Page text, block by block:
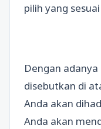
pilih yang
Dengan
disebutkan di
Anda akan
Anda akan